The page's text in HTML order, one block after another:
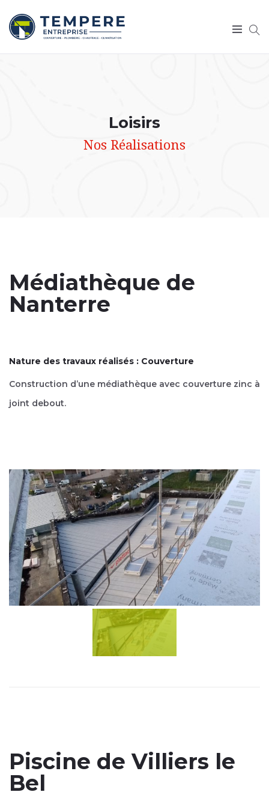
Loisirs
Nos Réalisations
Médiathèque de
Nanterre
Nature des travaux réalisés : Couverture
Construction d’une médiathèque avec couverture zinc à
joint debout.
Piscine de Villiers le
Bel